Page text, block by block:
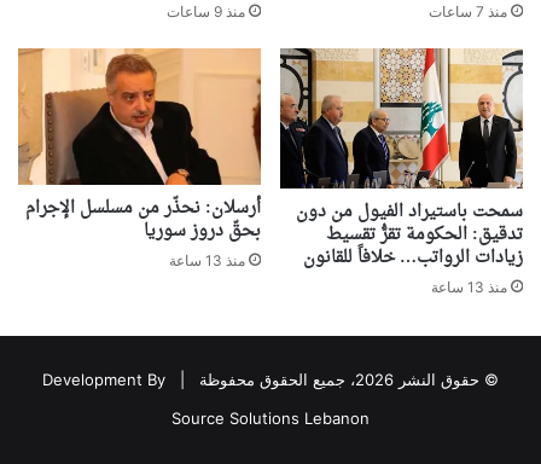
منذ 7 ساعات منذ 9 ساعات
سمحت باستيراد الفيول من دون
تدقيق: الحكومة تقرُّ تقسيط
زيادات الرواتب… خلافاً للقانون
منذ 13 ساعة
أرسلان: نحذّر من مسلسل الإجرام
بحقّ دروز سوريا
منذ 13 ساعة
© حقوق النشر 2026، جميع الحقوق محفوظة |
Development By
Source Solutions Lebanon